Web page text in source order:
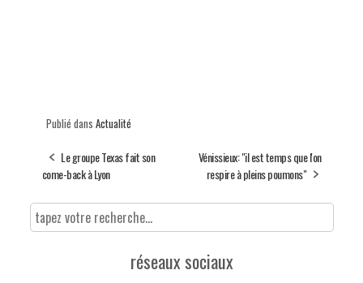
Publié dans Actualité
Le groupe Texas fait son
come-back à Lyon
Vénissieux: "il est temps que l'on
respire à pleins poumons"
réseaux sociaux